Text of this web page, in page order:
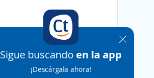
Sigue buscando en la app
¡Descárgala ahora!